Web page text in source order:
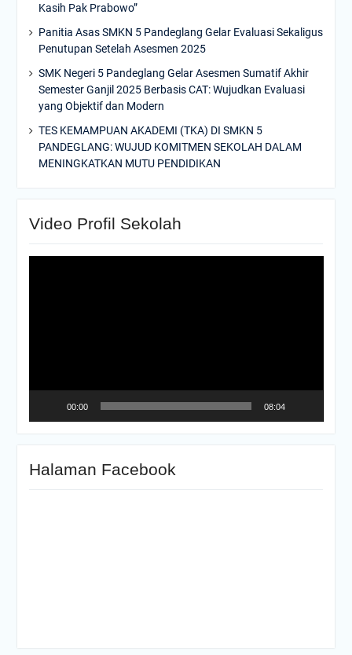
Kasih Pak Prabowo”
Panitia Asas SMKN 5 Pandeglang Gelar Evaluasi Sekaligus
Penutupan Setelah Asesmen 2025
SMK Negeri 5 Pandeglang Gelar Asesmen Sumatif Akhir
Semester Ganjil 2025 Berbasis CAT: Wujudkan Evaluasi
yang Objektif dan Modern
TES KEMAMPUAN AKADEMI (TKA) DI SMKN 5
PANDEGLANG: WUJUD KOMITMEN SEKOLAH DALAM
MENINGKATKAN MUTU PENDIDIKAN
Video Profil Sekolah
00:00 08:04
Halaman Facebook